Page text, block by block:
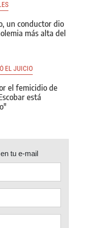
un conductor dio
más alta del
EL JUICIO
el femicidio de
está
tu e-mail